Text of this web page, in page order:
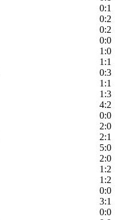
0:1
0:2
0:2
0:0
1:0
1:1
0:3
1:1
1:3
4:2
0:0
2:0
2:1
5:0
2:0
1:2
1:2
0:0
3:1
0:0